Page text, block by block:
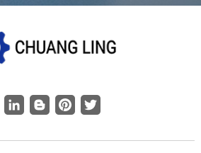
LinkedInBloggerPinterestTwitter